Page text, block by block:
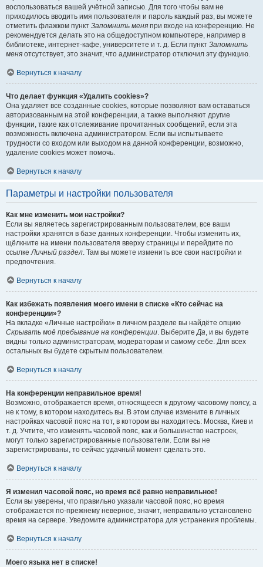
воспользоваться вашей учётной записью. Для того чтобы вам не
приходилось вводить имя пользователя и пароль каждый раз, вы можете
отметить флажком пункт Запомнить меня при входе на конференцию. Не
рекомендуется делать это на общедоступном компьютере, например в
библиотеке, интернет-кафе, университете и т. д. Если пункт Запомнить
меня отсутствует, это значит, что администратор отключил эту функцию.
Вернуться к началу
Что делает функция «Удалить cookies»?
Она удаляет все созданные cookies, которые позволяют вам оставаться
авторизованным на этой конференции, а также выполняют другие
функции, такие как отслеживание прочитанных сообщений, если эта
возможность включена администратором. Если вы испытываете
трудности со входом или выходом на данной конференции, возможно,
удаление cookies может помочь.
Вернуться к началу
Параметры и настройки пользователя
Как мне изменить мои настройки?
Если вы являетесь зарегистрированным пользователем, все ваши
настройки хранятся в базе данных конференции. Чтобы изменить их,
щёлкните на имени пользователя вверху страницы и перейдите по
ссылкеЛичный раздел. Там вы можете изменить все свои настройки и
предпочтения.
Вернуться к началу
Как избежать появления моего имени в списке «Кто сейчас на
конференции»?
На вкладке «Личные настройки» в личном разделе вы найдёте опцию
Скрывать моё пребывание на конференции. ВыберитеДа, и вы будете
видны только администраторам, модераторам и самому себе. Для всех
остальных вы будете скрытым пользователем.
Вернуться к началу
На конференции неправильное время!
Возможно, отображается время, относящееся к другому часовому поясу, а
не к тому, в котором находитесь вы. В этом случае измените в личных
настройках часовой пояс на тот, в котором вы находитесь: Москва, Киев и
т. д. Учтите, что изменять часовой пояс, как и большинство настроек,
могут только зарегистрированные пользователи. Если вы не
зарегистрированы, то сейчас удачный момент сделать это.
Вернуться к началу
Я изменил часовой пояс, но время всё равно неправильное!
Если вы уверены, что правильно указали часовой пояс, но время
отображается по-прежнему неверное, значит, неправильно установлено
время на сервере. Уведомите администратора для устранения проблемы.
Вернуться к началу
Моего языка нет в списке!